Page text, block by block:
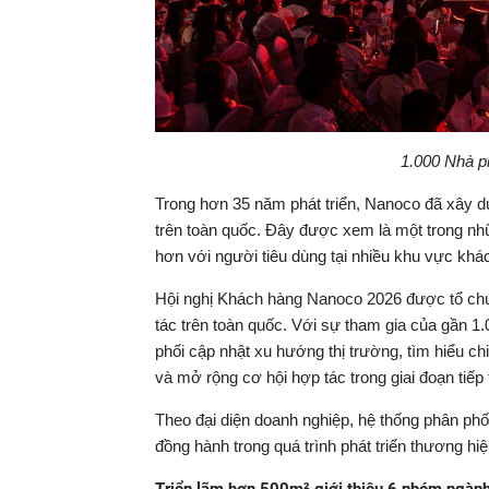
1.000 Nhà
Trong hơn 35 năm phát triển, Nanoco đã xây
trên toàn quốc. Đây được xem là một trong
hơn với người tiêu dùng tại nhiều khu vực
Hội nghị Khách hàng Nanoco 2026 được tổ
tác trên toàn quốc. Với sự tham gia của gần
phối cập nhật xu hướng thị trường, tìm hiểu
và mở rộng cơ hội hợp tác trong giai đoạn tiếp
Theo đại diện doanh nghiệp, hệ thống phân
đồng hành trong quá trình phát triển thương